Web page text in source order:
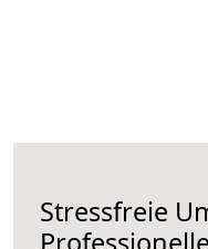
Stressfreie